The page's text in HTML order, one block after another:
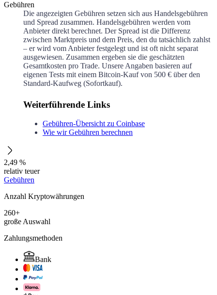
Gebühren
Die angezeigten Gebühren setzen sich aus Handelsgebühren
und Spread zusammen. Handelsgebühren werden vom
Anbieter direkt berechnet. Der Spread ist die Differenz
zwischen Marktpreis und dem Preis, den du tatsächlich zahlst
– er wird vom Anbieter festgelegt und ist oft nicht separat
ausgewiesen. Zusammen ergeben sie die geschätzten
Gesamtkosten pro Trade. Unsere Angaben basieren auf
eigenen Tests mit einem Bitcoin-Kauf von 500 € über den
Standard-Kaufweg (Sofortkauf).
Weiterführende Links
Gebühren-Übersicht zu Coinbase
Wie wir Gebühren berechnen
2,49 %
relativ teuer
Gebühren
Anzahl Kryptowährungen
260+
große Auswahl
Zahlungsmethoden
Bank